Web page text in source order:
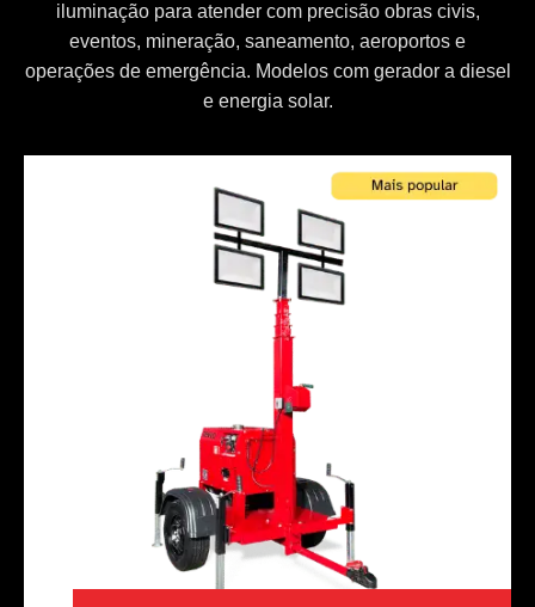
iluminação para atender com precisão obras civis,
eventos, mineração, saneamento, aeroportos e
operações de emergência. Modelos com gerador a diesel
e energia solar.